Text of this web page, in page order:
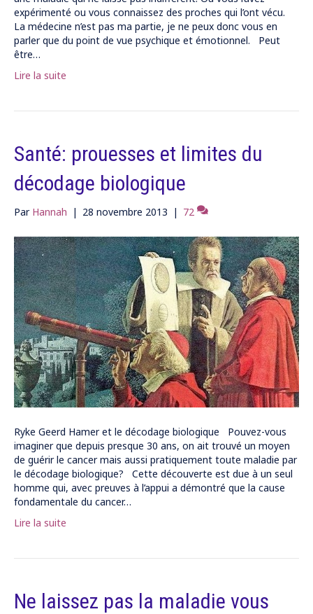
expérimenté ou vous connaissez des proches qui l’ont vécu.
La médecine n’est pas ma partie, je ne peux donc vous en
parler que du point de vue psychique et émotionnel. Peut
être…
Lire la suite
Santé: prouesses et limites du
décodage biologique
Par Hannah | 28 novembre 2013 | 72
Ryke Geerd Hamer et le décodage biologique Pouvez-vous
imaginer que depuis presque 30 ans, on ait trouvé un moyen
de guérir le cancer mais aussi pratiquement toute maladie par
le décodage biologique? Cette découverte est due à un seul
homme qui, avec preuves à l’appui a démontré que la cause
fondamentale du cancer…
Lire la suite
Ne laissez pas la maladie vous